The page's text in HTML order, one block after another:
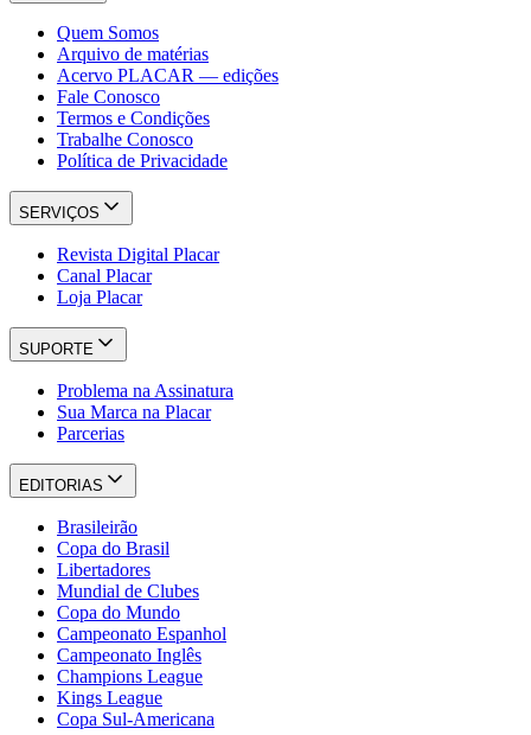
Quem Somos
Arquivo de matérias
Acervo PLACAR — edições
Fale Conosco
Termos e Condições
Trabalhe Conosco
Política de Privacidade
SERVIÇOS
Revista Digital Placar
Canal Placar
Loja Placar
SUPORTE
Problema na Assinatura
Sua Marca na Placar
Parcerias
EDITORIAS
Brasileirão
Copa do Brasil
Libertadores
Mundial de Clubes
Copa do Mundo
Campeonato Espanhol
Campeonato Inglês
Champions League
Kings League
Copa Sul-Americana